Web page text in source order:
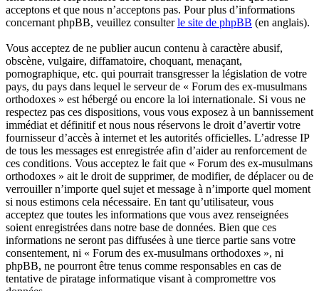
acceptons et que nous n’acceptons pas. Pour plus d’informations
concernant phpBB, veuillez consulterle site de phpBB (en anglais).
Vous acceptez de ne publier aucun contenu à caractère abusif,
obscène, vulgaire, diffamatoire, choquant, menaçant,
pornographique, etc. qui pourrait transgresser la législation de votre
pays, du pays dans lequel le serveur de « Forum des ex-musulmans
orthodoxes » est hébergé ou encore la loi internationale. Si vous ne
respectez pas ces dispositions, vous vous exposez à un bannissement
immédiat et définitif et nous nous réservons le droit d’avertir votre
fournisseur d’accès à internet et les autorités officielles. L’adresse IP
de tous les messages est enregistrée afin d’aider au renforcement de
ces conditions. Vous acceptez le fait que « Forum des ex-musulmans
orthodoxes » ait le droit de supprimer, de modifier, de déplacer ou de
verrouiller n’importe quel sujet et message à n’importe quel moment
si nous estimons cela nécessaire. En tant qu’utilisateur, vous
acceptez que toutes les informations que vous avez renseignées
soient enregistrées dans notre base de données. Bien que ces
informations ne seront pas diffusées à une tierce partie sans votre
consentement, ni « Forum des ex-musulmans orthodoxes », ni
phpBB, ne pourront être tenus comme responsables en cas de
tentative de piratage informatique visant à compromettre vos